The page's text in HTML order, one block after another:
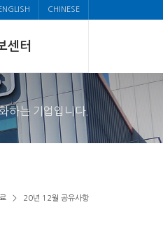
ENGLISH CHINESE
센터
하는 기업입니다.
> 20년 12월 공유사항